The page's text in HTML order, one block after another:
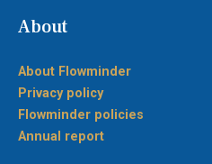
About
About Flowminder
Privacy policy
Flowminder policies
Annual report